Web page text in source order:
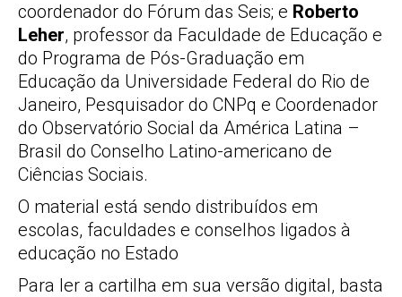
coordenador do Fórum das Seis; e Roberto
Leher, professor da Faculdade de Educação e
do Programa de Pós-Graduação em
Educação da Universidade Federal do Rio de
Janeiro, Pesquisador do CNPq e Coordenador
do Observatório Social da América Latina –
Brasil do Conselho Latino-americano de
Ciências Sociais.
O material está sendo distribuídos em
escolas, faculdades e conselhos ligados à
educação no Estado
Para ler a cartilha em sua versão digital, basta